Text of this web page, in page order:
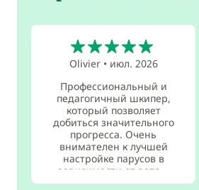
Olivier• июл. 2026
Профессиональный и
педагогичный шкипер,
который позволяет
добиться значительного
прогресса. Очень
внимателен к лучшей
настройке парусов в
зависимости от ветр...
читать дальше